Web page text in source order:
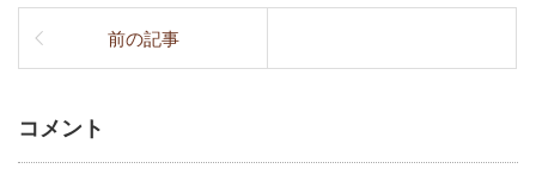
前の記事
コメント